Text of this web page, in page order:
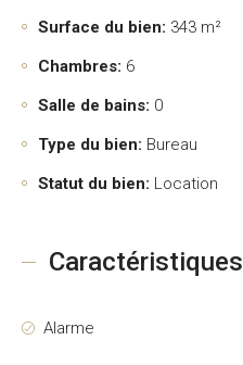
Surface du bien: 343 m²
Chambres: 6
Salle de bains: 0
Type du bien: Bureau
Statut du bien: Location
Caractéristiques
Alarme